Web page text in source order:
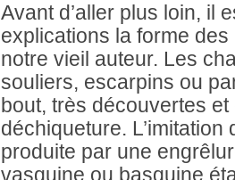
Avant d’aller plus loin, il
explications la forme
notre vieil auteur. Les
souliers, escarpins ou
bout, très découvertes
déchiqueture.
produite par une
vasquine ou basquine